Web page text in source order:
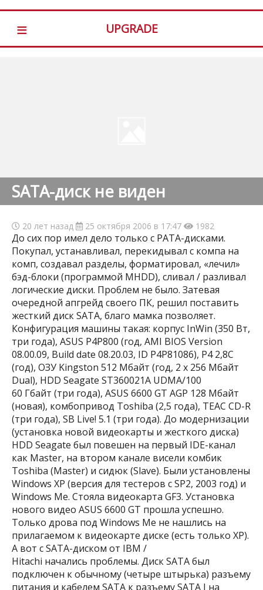
≡ UPGRADE
SATA-диск не виден
20 лет назад 25 октября 2006 в 17:47 1982
До сих пор имел дело только с РАТА-дисками.
Покупал, устанавливал, перекидывал с компа на
комп, создавал разделы, форматировал, «лечил»
бэд-блоки (программой MHDD), сливал / разливал
логические диски. Проблем не было. Затевая
очередной апгрейд своего ПК, решил поставить
жесткий диск SATA, благо мамка позволяет.
Конфигурация машины такая: корпус InWin (350 Вт,
три года), ASUS P4P800 (год, AMI BIOS Version
08.00.09, Build date 08.20.03, ID P4P81086), Р4 2,8C
(год), ОЗУ Kingston 512 Мбайт (год, 2 x 256 Мбайт
Dual), HDD Seagate ST360021A UDMA/100
60 Гбайт (три года), ASUS 6600 GT AGP 128 Мбайт
(новая), комбопривод Toshiba (2,5 года), TEAC CD-R
(три года), SB Live! 5.1 (три года). До модернизации
(установка новой видеокарты и жесткого диска)
HDD Seagate был повешен на первый IDE-канал
как Master, на втором канале висели комбик
Toshiba (Master) и сидюк (Slave). Были установлены
Windows XP (версия для тестеров с SP2, 2003 год) и
Windows Me. Стояла видеокарта GF3. Установка
нового видео ASUS 6600 GT прошла успешно.
Только дрова под Windows Me не нашлись на
прилагаемом к видеокарте диске (есть только XP).
А вот с SATA-диском от IBM /
Hitachi начались проблемы. Диск SATA был
подключен к обычному (четыре штырька) разъему
питания и кабелем SATA к разъему SATA I на